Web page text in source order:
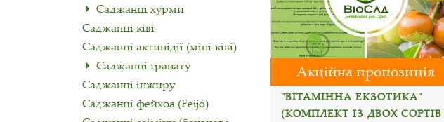
Саджанці хурми
Саджанці ківі
Саджанці актинідії (міні-ківі)
Саджанці гранату
Саджанці інжиру
Саджанці фейхоа (Feijó)
Акційна пропозиція
"ВІТАМІННА ЕКЗОТИКА"
(КОМПЛЕКТ ІЗ ДВОХ СОРТІВ